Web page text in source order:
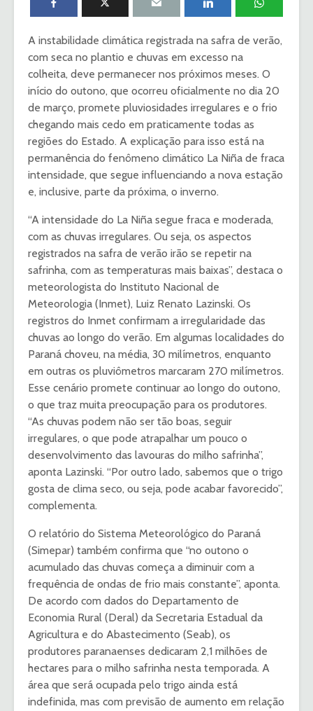
A instabilidade climática registrada na safra de verão,
com seca no plantio e chuvas em excesso na
colheita, deve permanecer nos próximos meses. O
início do outono, que ocorreu oficialmente no dia 20
de março, promete pluviosidades irregulares e o frio
chegando mais cedo em praticamente todas as
regiões do Estado. A explicação para isso está na
permanência do fenômeno climático La Niña de fraca
intensidade, que segue influenciando a nova estação
e, inclusive, parte da próxima, o inverno.
“A intensidade do La Niña segue fraca e moderada,
com as chuvas irregulares. Ou seja, os aspectos
registrados na safra de verão irão se repetir na
safrinha, com as temperaturas mais baixas”, destaca o
meteorologista do Instituto Nacional de
Meteorologia (Inmet), Luiz Renato Lazinski. Os
registros do Inmet confirmam a irregularidade das
chuvas ao longo do verão. Em algumas localidades do
Paraná choveu, na média, 30 milímetros, enquanto
em outras os pluviômetros marcaram 270 milímetros.
Esse cenário promete continuar ao longo do outono,
o que traz muita preocupação para os produtores.
“As chuvas podem não ser tão boas, seguir
irregulares, o que pode atrapalhar um pouco o
desenvolvimento das lavouras do milho safrinha”,
aponta Lazinski. “Por outro lado, sabemos que o trigo
gosta de clima seco, ou seja, pode acabar favorecido”,
complementa.
O relatório do Sistema Meteorológico do Paraná
(Simepar) também confirma que “no outono o
acumulado das chuvas começa a diminuir com a
frequência de ondas de frio mais constante”, aponta.
De acordo com dados do Departamento de
Economia Rural (Deral) da Secretaria Estadual da
Agricultura e do Abastecimento (Seab), os
produtores paranaenses dedicaram 2,1 milhões de
hectares para o milho safrinha nesta temporada. A
área que será ocupada pelo trigo ainda está
indefinida, mas com previsão de aumento em relação